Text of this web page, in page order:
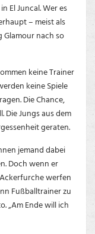
El Juncal. Wer es
– meist als
Glamour nach so
keine Trainer
keine Spiele
Die Chance,
Jungs aus dem
geraten.
jemand dabei
Doch wenn er
werfen
Fußballtrainer zu
„Am Ende will ich